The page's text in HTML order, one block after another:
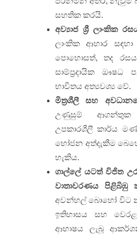
සහතික කරයි.
අව්‍යාජ ශ්‍රී ලාංකික
ලාංකික ආහාර
පොහොසත්, තද
සාම්ප්‍රදායික ඖෂධ
භාවිතය අත්‍යවශ්‍ය වේ.
මිත්‍රශීලී සහ
උණුසුම් ආගන්තුක
උපකාරශීලී කාර්ය
භෝජන අත්දැකීම
හැකිය.
ගාල්ලේ යටත් විජිත
වාතාවරණය පිළිබිඹු
අවන්හල් බොහෝ විට
ඉතිහාසය සහ
ආභාෂය ලැබූ